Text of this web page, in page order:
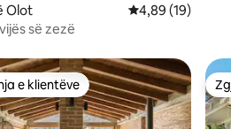
Olot Vlerësimi
4,89 (19)
së zezë
e zgjedhjeve të klientëve
e klientëve